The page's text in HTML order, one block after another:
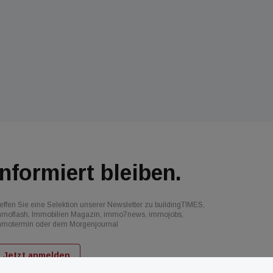
bleiben.
Sie eine Selektion unserer Newsletter zu buildingTIMES,
Immobilien Magazin, immo7news, immojobs,
oder dem Morgenjournal
Jetzt anmelden